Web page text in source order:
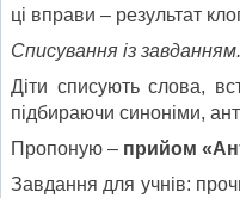
ці вправи – результат
Списування із завданням.
Діти списують слова,
підбираючи синоніми,
Пропоную – прийом
Завдання для учнів: